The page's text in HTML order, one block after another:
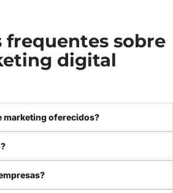
frequentes sobre
digital
marketing oferecidos?